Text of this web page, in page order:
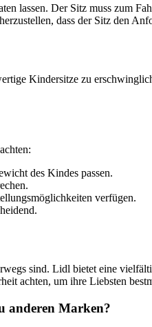
lassen. Der Sitz muss zum
dass der Sitz den
Kindersitze zu
des Kindes passen.
verfügen.
sind. Lidl bietet eine
achten, um ihre Liebsten
anderen Marken?